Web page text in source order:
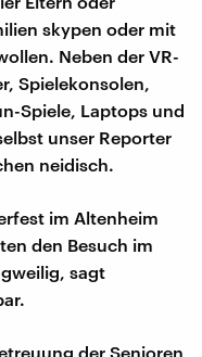
skypen oder mit
Neben der VR-
Spielekonsolen,
Spiele, Laptops und
unser Reporter
neidisch.
im Altenheim
den Besuch im
sagt
der Senioren